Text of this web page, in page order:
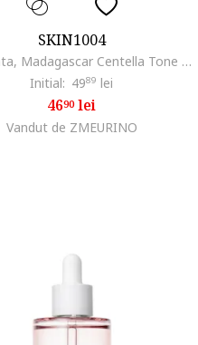
SKIN1004
Ser de fata, Madagascar Centella Tone Brightening Capsule Ampoule, 30 ml
Initial: 4989 lei
4690lei
Vandut de ZMEURINO